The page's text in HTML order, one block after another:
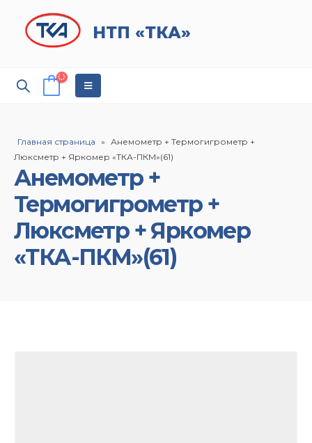
НТП «ТКА»
Главная страница » Анемометр + Термогигрометр +
Люксметр + Яркомер «ТКА-ПКМ»(61)
Анемометр +
Термогигрометр +
Люксметр + Яркомер
«ТКА-ПКМ»(61)